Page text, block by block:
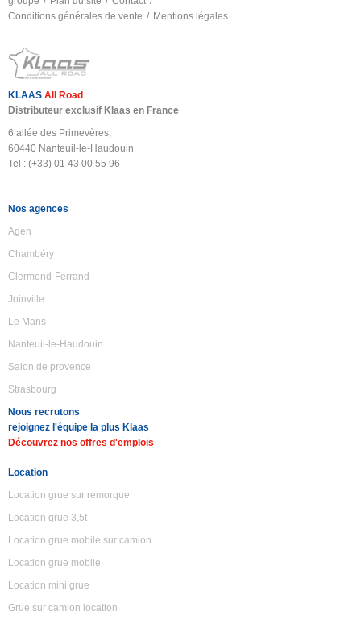
Conditions générales de vente
Mentions légales
KLAAS All Road
Distributeur exclusif Klaas en France
6 allée des Primevères,
60440 Nanteuil-le-Haudouin
Tel : (+33) 01 43 00 55 96
Nos agences
Agen
Chambéry
Clermond-Ferrand
Joinville
Le Mans
Nanteuil-le-Haudouin
Salon de provence
Strasbourg
Nous recrutons
rejoignez l'équipe la plus Klaas
Découvrez nos offres d'emplois
Location
Location grue sur remorque
Location grue 3,5t
Location grue mobile sur camion
Location grue mobile
Location mini grue
Grue sur camion location